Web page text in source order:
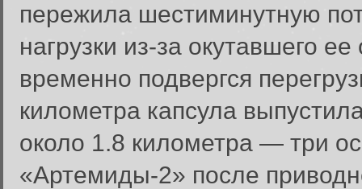
пережила шестиминутную
нагрузки из-за окутавшего
временно подвергся
километра капсула
около 1.8 километра — три
«Артемиды-2» после